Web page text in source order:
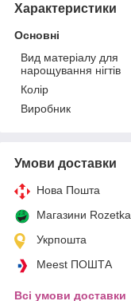
Характеристики
Основні
Вид матеріалу для
нарощування нігтів
Колір
Виробник
Умови доставки
Нова Пошта
Магазини Rozetka
Укрпошта
Meest ПОШТА
Всі умови доставки